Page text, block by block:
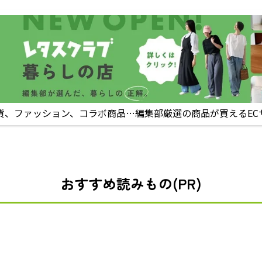
、ファッション、コラボ商品…編集部厳選の商品が買えるEC
おすすめ読みもの(PR)